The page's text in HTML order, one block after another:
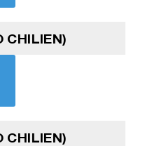
CHILIEN)
CHILIEN)